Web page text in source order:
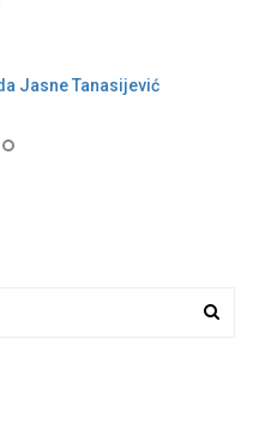
Jasne Tanasijević